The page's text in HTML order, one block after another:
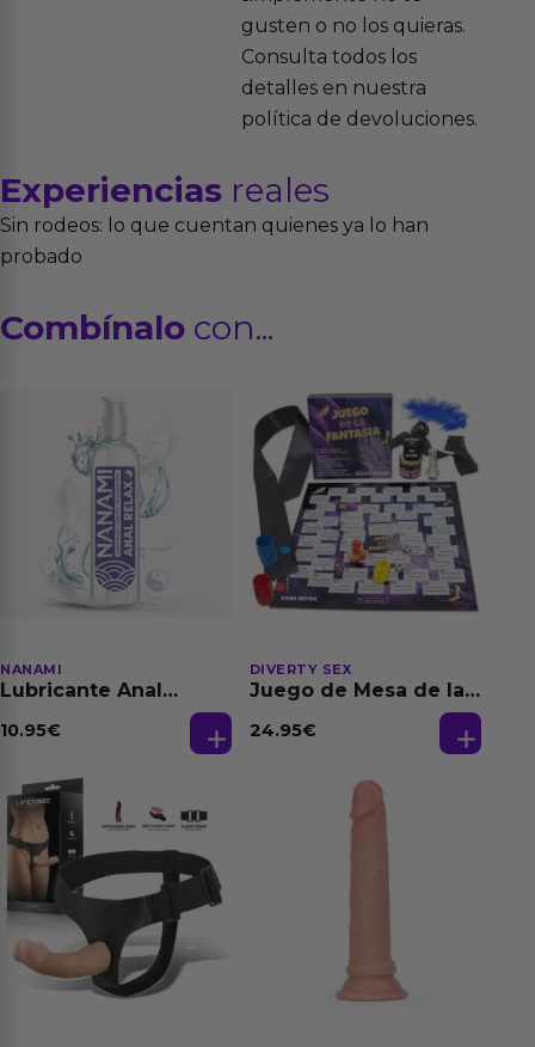
gusten o no los quieras.
Consulta todos los
detalles en nuestra
política de devoluciones.
Experiencias reales
Sin rodeos: lo que cuentan quienes ya lo han
probado
Combínalo con...
NANAMI
Lubricante Anal
Dilatación Base Agua
10.95€
DIVERTY SEX
Juego de Mesa de las
24.95€